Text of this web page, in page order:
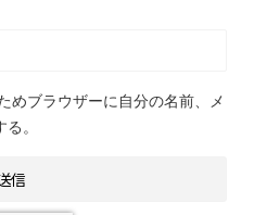
めブラウザーに自分の名前、メ
。